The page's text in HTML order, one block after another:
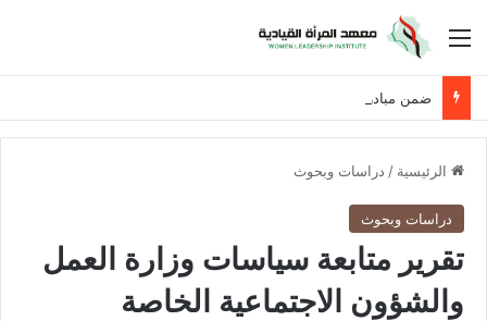
القائمة
ضمن مبادرة حان الوقت لنساء العراق
الرئيسية / دراسات وبحوث
دراسات وبحوث
تقرير متابعة سياسات وزارة العمل
والشؤون الاجتماعية الخاصة